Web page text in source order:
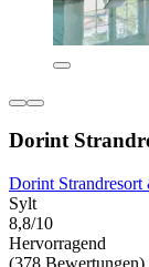
Dorint
Dorint Strandresort
Sylt
8,8/10
Hervorragend
(378 Bewertungen)